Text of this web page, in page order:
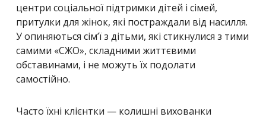
центри соціальної підтримки дітей і сімей,
притулки для жінок, які постраждали від насилля.
У опиняються сім’ї з дітьми, які стикнулися з тими
самими «СЖО», складними життєвими
обставинами, і не можуть їх подолати
самостійно.
Часто їхні клієнтки — колишні вихованки